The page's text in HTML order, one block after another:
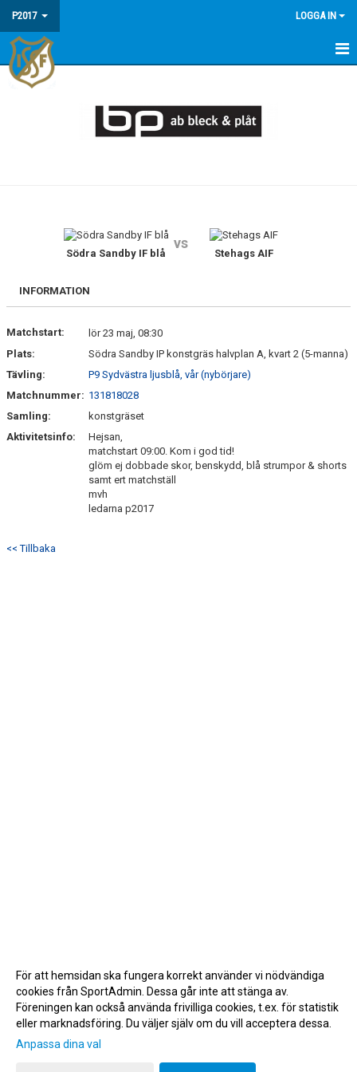
P2017 LOGGA IN
HEM
BILDGALLERI
KONTAKT
Södra Sandby IF blå
vs
Stehags AIF
INFORMATION
Matchstart:
lör 23 maj, 08:30
Plats:
Södra Sandby IP konstgräs halvplan A, kvart 2 (5-manna)
Tävling:
P9 Sydvästra ljusblå, vår (nybörjare)
Matchnummer: 131818028
Samling:
konstgräset
Aktivitetsinfo:
Hejsan,
matchstart 09:00. Kom i god tid!
glöm ej dobbade skor, benskydd, blå strumpor & shorts
samt ert matchställ
mvh
ledarna p2017
<< Tillbaka
Gå till Webbversion
För att hemsidan ska fungera korrekt använder vi nödvändiga
cookies från SportAdmin. Dessa går inte att stänga av.
Föreningen kan också använda frivilliga cookies, t.ex. för statistik
eller marknadsföring. Du väljer själv om du vill acceptera dessa.
Anpassa dina val